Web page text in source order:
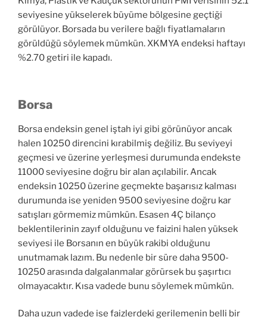
seviyesine yükselerek büyüme bölgesine geçtiği
görülüyor. Borsada bu verilere bağlı fiyatlamaların
görüldüğü söylemek mümkün. XKMYA endeksi haftayı
%2.70 getiri ile kapadı.
Borsa
Borsa endeksin genel iştah iyi gibi görünüyor ancak
halen 10250 direncini kırabilmiş değiliz. Bu seviyeyi
geçmesi ve üzerine yerleşmesi durumunda endekste
11000 seviyesine doğru bir alan açılabilir. Ancak
endeksin 10250 üzerine geçmekte başarısız kalması
durumunda ise yeniden 9500 seviyesine doğru kar
satışları görmemiz mümkün. Esasen 4Ç bilanço
beklentilerinin zayıf olduğunu ve faizini halen yüksek
seviyesi ile Borsanın en büyük rakibi olduğunu
unutmamak lazım. Bu nedenle bir süre daha 9500-
10250 arasında dalgalanmalar görürsek bu şaşırtıcı
olmayacaktır. Kısa vadede bunu söylemek mümkün.
Daha uzun vadede ise faizlerdeki gerilemenin belli bir